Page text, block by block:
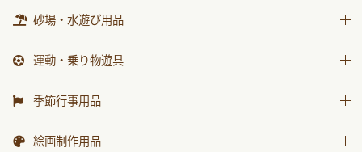
ﾁｬｲﾙﾄﾞﾌﾞｯｸ ｱｯﾌﾟﾙ傑作選
もこちゃんチャイルド
世界の昔話名作選
各種用紙・証書
環境備品
ままごと
知育玩具
砂場・水遊び用品
砂場用品
運動・乗り物遊具
運動遊具
季節行事用品
運動会用品
絵画制作用品